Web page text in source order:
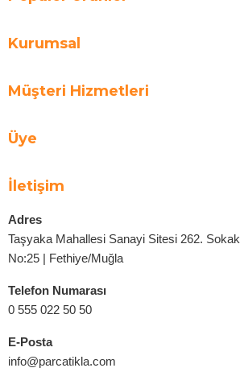
Kurumsal
Müşteri Hizmetleri
Üye
İletişim
Adres
Taşyaka Mahallesi Sanayi Sitesi 262. Sokak
No:25 | Fethiye/Muğla
Telefon Numarası
0 555 022 50 50
E-Posta
info@parcatikla.com